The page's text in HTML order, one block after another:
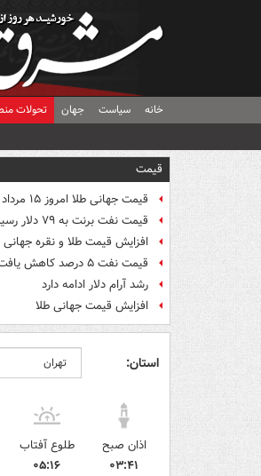
خانه سیاست جهان تحولات
قیمت
قیمت جهانی طلا امروز ۱۵ مرداد
قیمت نفت برنت به ۷۹ دلار رسید
افزایش قیمت طلا و نقره جهانی
قیمت نفت ۵ درصد کاهش یافت
رشد آرام دلار ادامه دارد
افزایش قیمت جهانی طلا
استان:
اذان صبح
۰۳:۴۱
طلوع آفتاب
۰۵:۱۶